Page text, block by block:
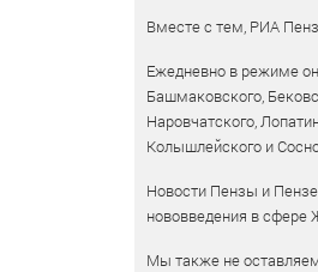
Вместе с тем, РИА
Ежедневно в режиме
Башмаковского,
Наровчатского,
Колышлейского и
Новости Пензы и
нововведения в сфере
Мы также не